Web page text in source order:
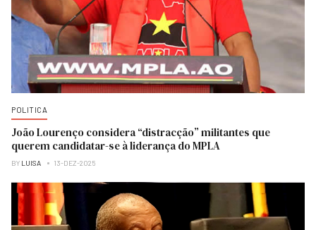
POLITICA
João Lourenço considera “distracção” militantes que
querem candidatar-se à liderança do MPLA
BY LUISA 13-DEZ-2025